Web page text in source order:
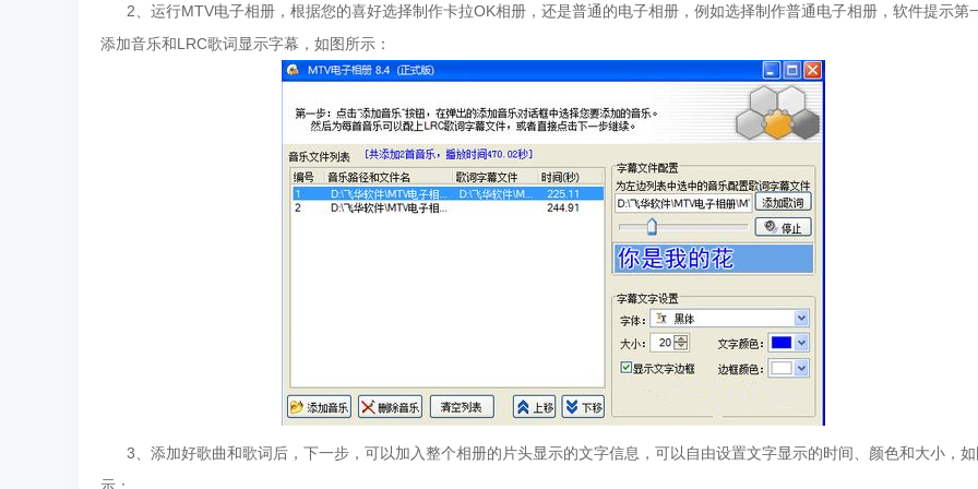
2、运行MTV电子相册，根据您的喜好选择制作卡拉OK相册，还是普通的电子相册，例如选择制作普通电子相册，软件提示第
添加音乐和LRC歌词显示字幕，如图所示：
3、添加好歌曲和歌词后，下一步，可以加入整个相册的片头显示的文字信息，可以自由设置文字显示的时间、颜色和大小，